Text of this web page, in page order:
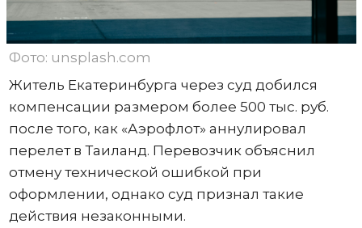
Фото: unsplash.com
Житель Екатеринбурга через суд добился
компенсации размером более 500 тыс. руб.
после того, как «Аэрофлот» аннулировал
перелет в Таиланд. Перевозчик объяснил
отмену технической ошибкой при
оформлении, однако суд признал такие
действия незаконными.